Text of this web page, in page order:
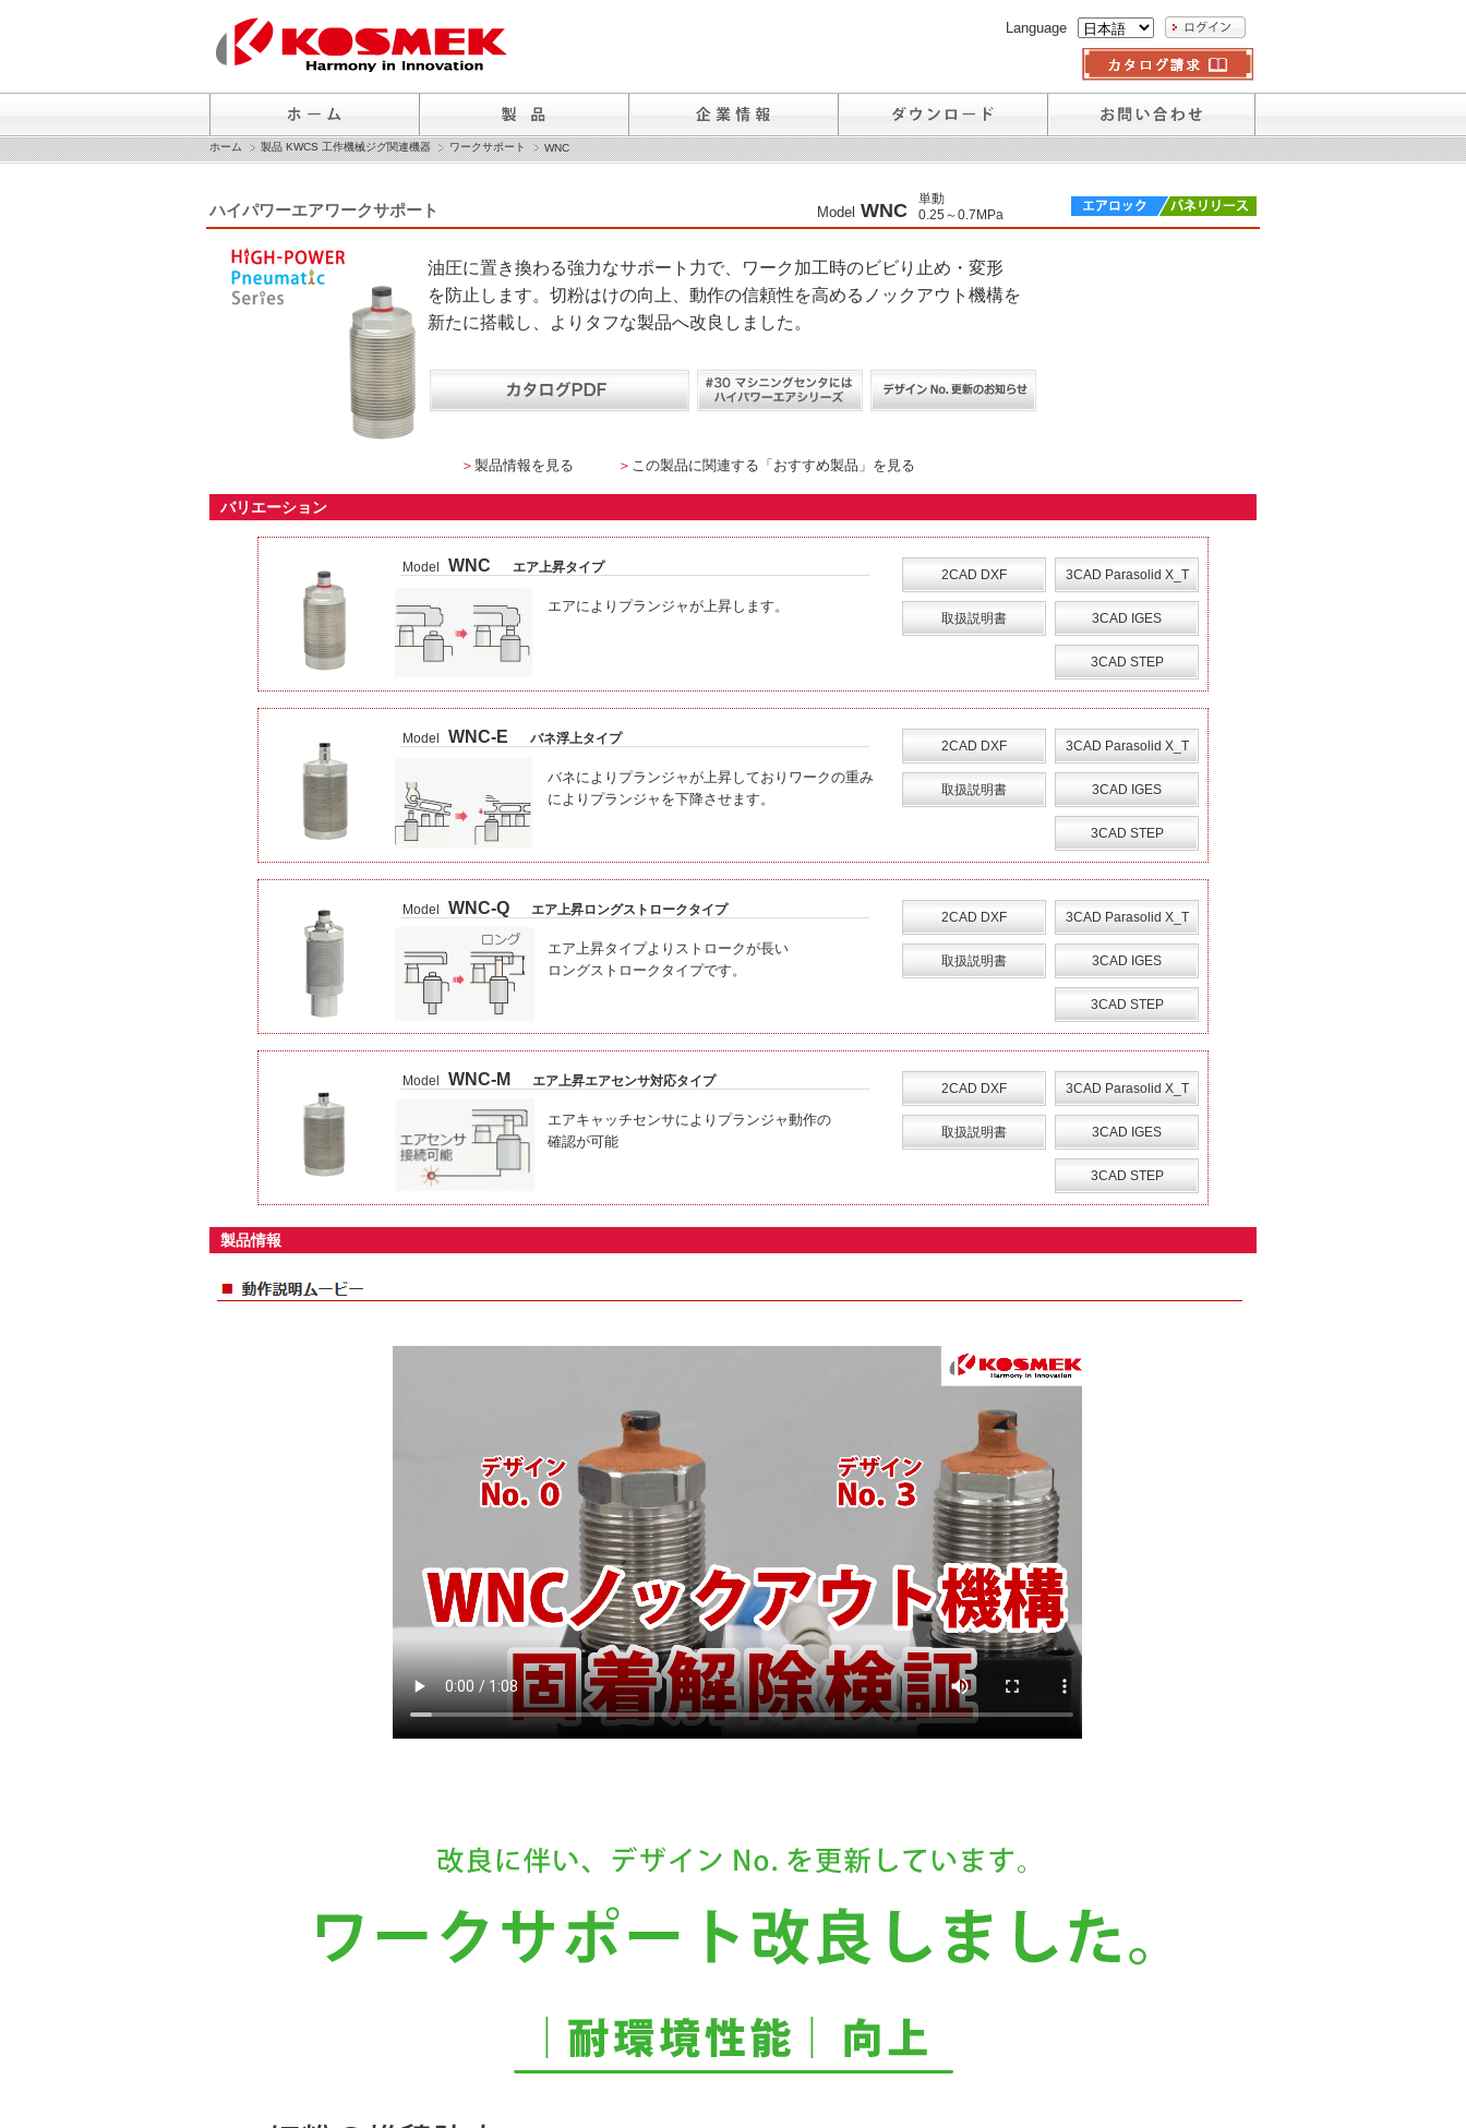
Language
ホーム 製品 KWCS 工作機械ジグ関連機器 ワークサポート WNC
ハイパワーエアワークサポート Model WNC
単動
0.25～0.7MPa
油圧に置き換わる強力なサポート力で、ワーク加工時のビビり止め・変形
を防止します。切粉はけの向上、動作の信頼性を高めるノックアウト機構を
新たに搭載し、よりタフな製品へ改良しました。
＞ 製品情報を見る ＞ この製品に関連する「おすすめ製品」を見る
バリエーション
Model WNC エア上昇タイプ
エアによりプランジャが上昇します。
2CAD DXF
取扱説明書
3CAD Parasolid X_T
3CAD IGES
3CAD STEP
Model WNC-E バネ浮上タイプ
バネによりプランジャが上昇しておりワークの重み
によりプランジャを下降させます。
2CAD DXF
取扱説明書
3CAD Parasolid X_T
3CAD IGES
3CAD STEP
Model WNC-Q エア上昇ロングストロークタイプ
エア上昇タイプよりストロークが長い
ロングストロークタイプです。
2CAD DXF
取扱説明書
3CAD Parasolid X_T
3CAD IGES
3CAD STEP
Model WNC-M エア上昇エアセンサ対応タイプ
エアキャッチセンサによりプランジャ動作の
確認が可能
2CAD DXF
取扱説明書
3CAD Parasolid X_T
3CAD IGES
3CAD STEP
製品情報